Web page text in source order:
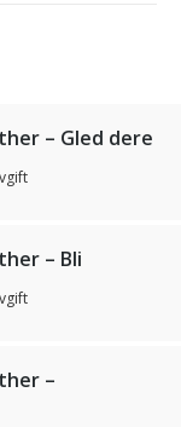
– Gled dere
– Bli
–